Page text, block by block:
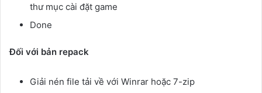
thư mục cài đặt game
Done
Đối với bản repack
Giải nén file tải về với Winrar hoặc 7-zip